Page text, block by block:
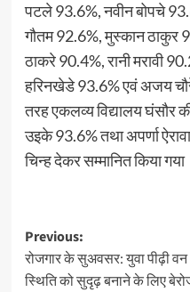
पटले 93.6%, नवीन बोपचे
गौतम 92.6%, मुस्कान ठाकुर
ठाकरे 90.4%, रानी मरावी
हरिनखेडे 93.6% एवं अजय
तरह एकलव्य विद्यालय घंसौर
उइके 93.6% तथा अपर्णा
चिन्ह देकर सम्मानित किया
Post
navigation
Previous:
रोजगार के सुअवसर: युवा पीढ़ी वन
स्थिति को सुदृढ़ बनाने के लिए